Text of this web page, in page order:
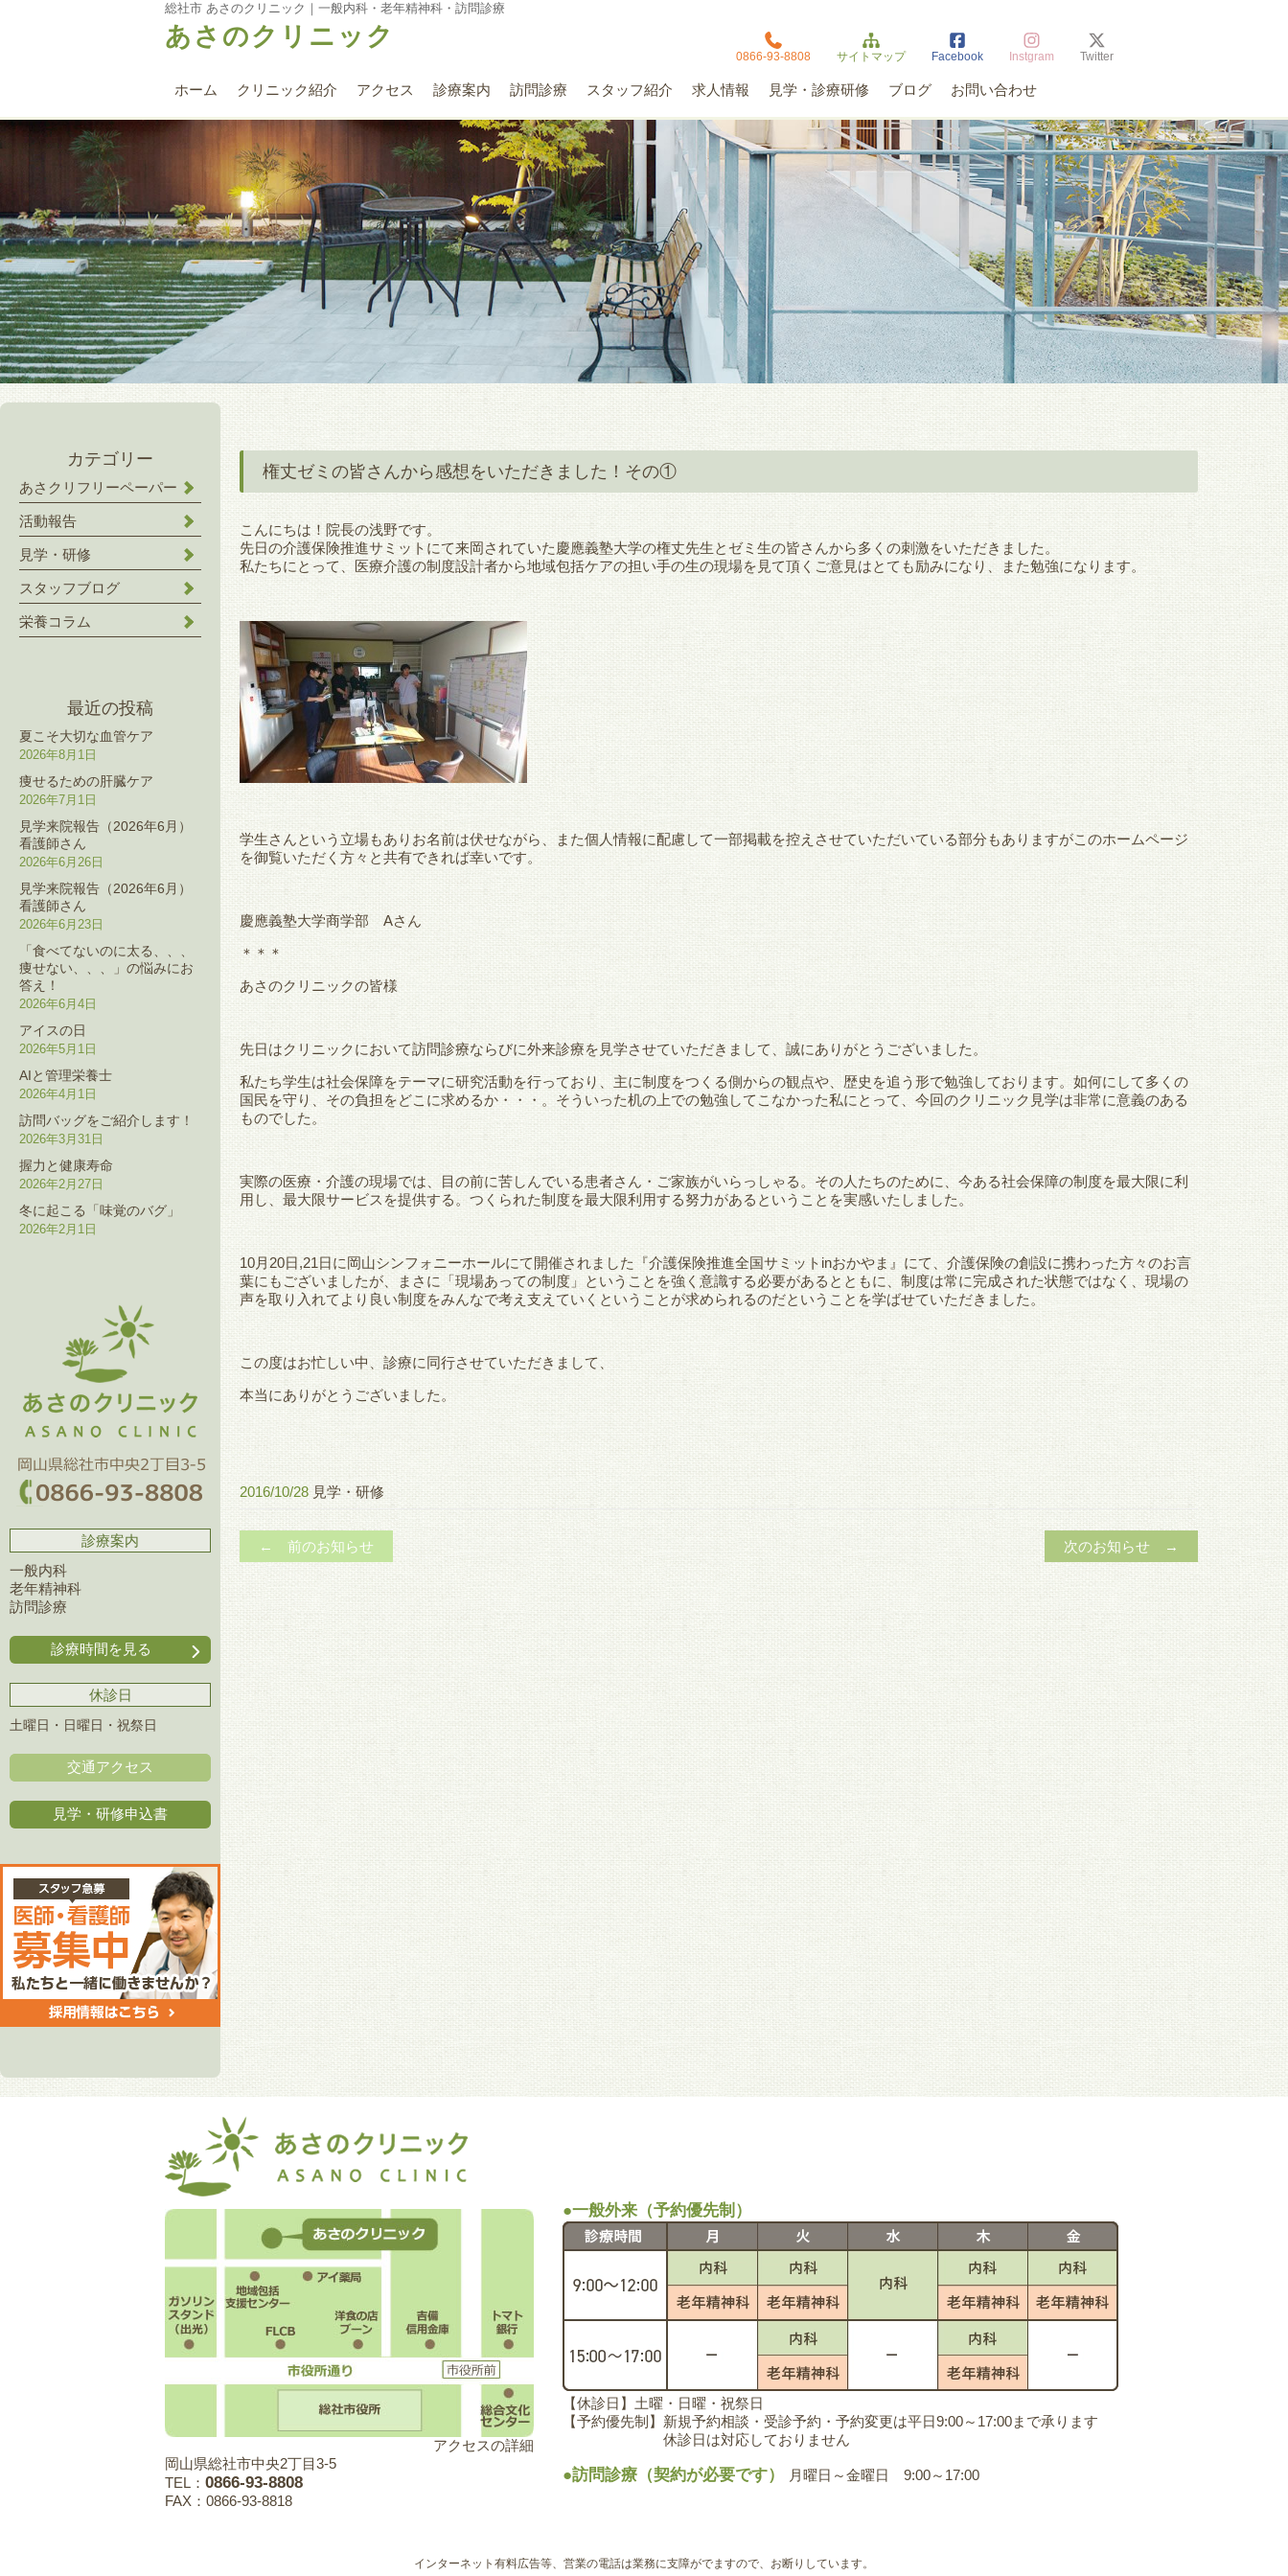
総社市 あさのクリニック｜一般内科・老年精神科・訪問診療
あさのクリニック
0866-93-8808 サイトマップ Facebook Instgram Twitter
ホーム クリニック紹介 アクセス 診療案内 訪問診療 スタッフ紹介 求人情報 見学・診療研修 ブログ お問い合わせ
権丈ゼミの皆さんから感想をいただきました！その①
こんにちは！院長の浅野です。
先日の介護保険推進サミットにて来岡されていた慶應義塾大学の権丈先生とゼミ生の皆さんから多くの刺激をいただきました。
私たちにとって、医療介護の制度設計者から地域包括ケアの担い手の生の現場を見て頂くご意見はとても励みになり、また勉強になります。
学生さんという立場もありお名前は伏せながら、また個人情報に配慮して一部掲載を控えさせていただいている部分もありますがこのホームページ
を御覧いただく方々と共有できれば幸いです。
慶應義塾大学商学部 Aさん
＊＊＊
あさのクリニックの皆様
先日はクリニックにおいて訪問診療ならびに外来診療を見学させていただきまして、誠にありがとうございました。
私たち学生は社会保障をテーマに研究活動を行っており、主に制度をつくる側からの観点や、歴史を追う形で勉強しております。如何にして多くの
国民を守り、その負担をどこに求めるか・・・。そういった机の上での勉強してこなかった私にとって、今回のクリニック見学は非常に意義のある
ものでした。
実際の医療・介護の現場では、目の前に苦しんでいる患者さん・ご家族がいらっしゃる。その人たちのために、今ある社会保障の制度を最大限に利
用し、最大限サービスを提供する。つくられた制度を最大限利用する努力があるということを実感いたしました。
10月20日,21日に岡山シンフォニーホールにて開催されました『介護保険推進全国サミットinおかやま』にて、介護保険の創設に携わった方々のお言
葉にもございましたが、まさに「現場あっての制度」ということを強く意識する必要があるとともに、制度は常に完成された状態ではなく、現場の
声を取り入れてより良い制度をみんなで考え支えていくということが求められるのだということを学ばせていただきました。
この度はお忙しい中、診療に同行させていただきまして、
本当にありがとうございました。
2016/10/28 見学・研修
← 前のお知らせ 次のお知らせ →
カテゴリー
あさクリフリーペーパー
活動報告
見学・研修
スタッフブログ
栄養コラム
最近の投稿
夏こそ大切な血管ケア
2026年8月1日
痩せるための肝臓ケア
2026年7月1日
見学来院報告（2026年6月）
看護師さん
2026年6月26日
見学来院報告（2026年6月）
看護師さん
2026年6月23日
「食べてないのに太る、、、
痩せない、、、」の悩みにお
答え！
2026年6月4日
アイスの日
2026年5月1日
AIと管理栄養士
2026年4月1日
訪問バッグをご紹介します！
2026年3月31日
握力と健康寿命
2026年2月27日
冬に起こる「味覚のバグ」
2026年2月1日
診療案内
一般内科
老年精神科
訪問診療
診療時間を見る
休診日
土曜日・日曜日・祝祭日
交通アクセス
見学・研修申込書
アクセスの詳細
岡山県総社市中央2丁目3-5
TEL： 0866-93-8808
FAX：0866-93-8818
●一般外来（予約優先制）
【休診日】土曜・日曜・祝祭日
【予約優先制】新規予約相談・受診予約・予約変更は平日9:00～17:00まで承ります
休診日は対応しておりません
●訪問診療（契約が必要です） 月曜日～金曜日 9:00～17:00
インターネット有料広告等、営業の電話は業務に支障がでますので、お断りしています。